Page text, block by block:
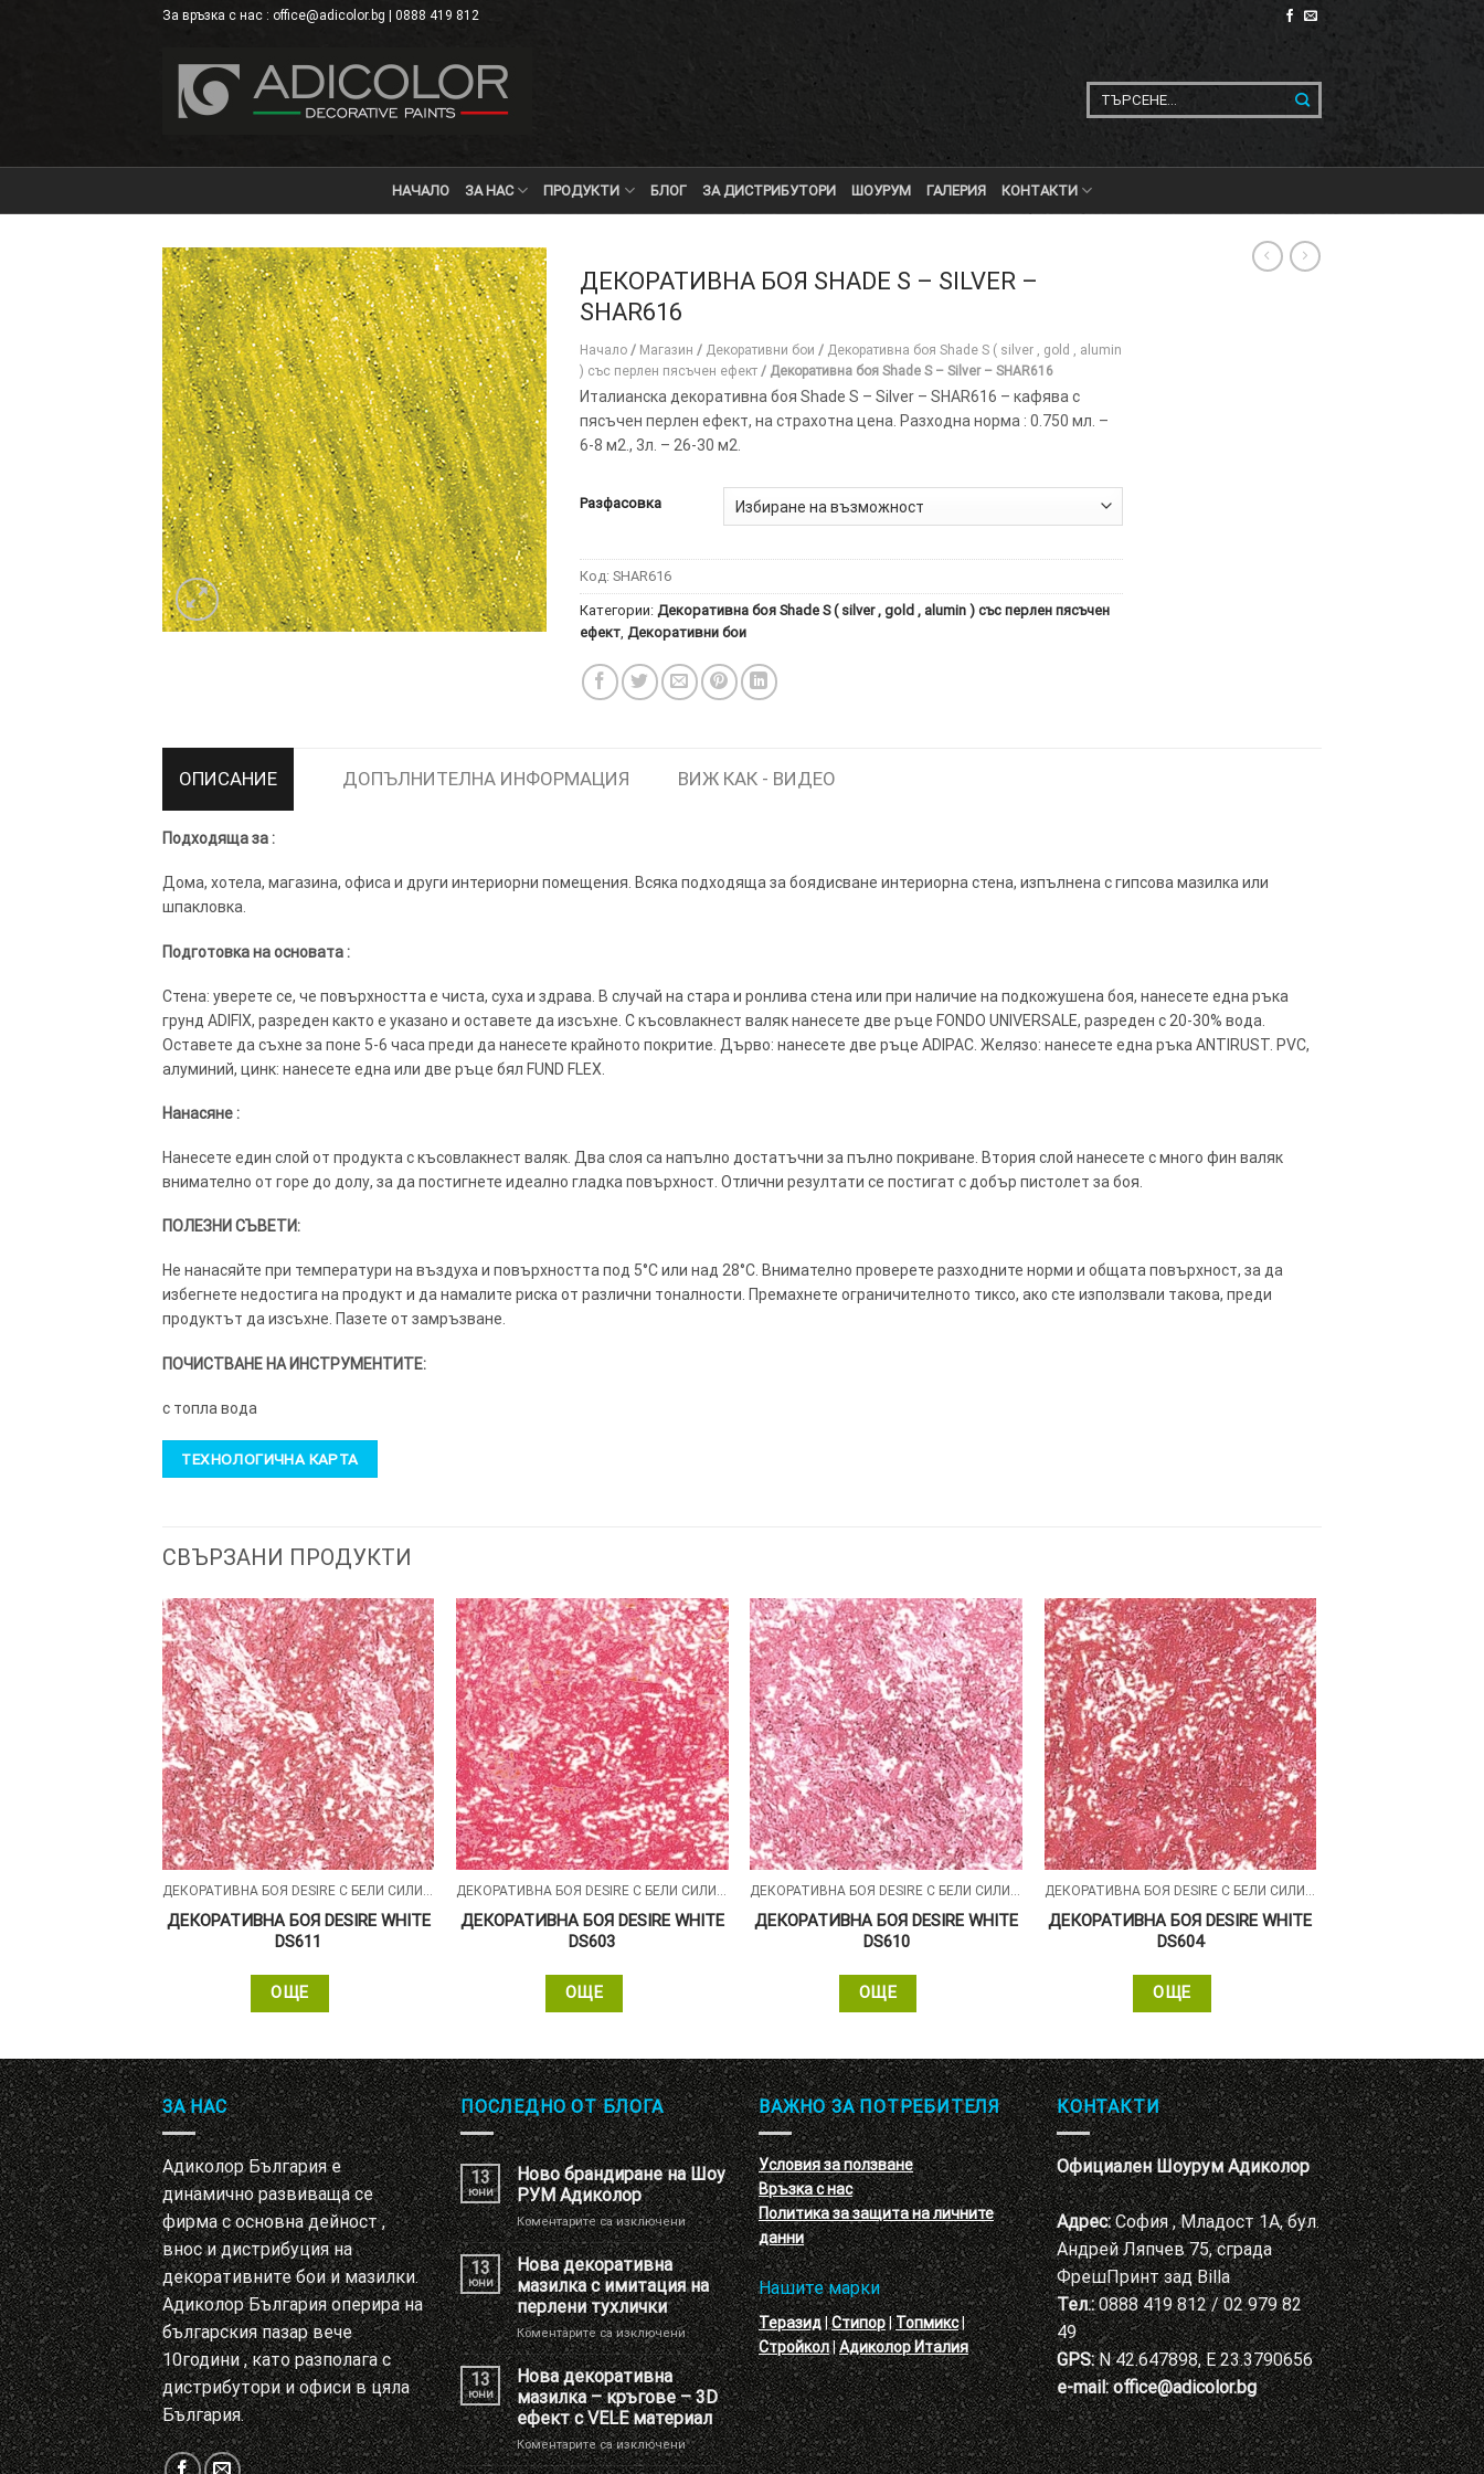
За връзка с нас : office@adicolor.bg | 0888 419 812
за:
НАЧАЛО ЗА НАС ПРОДУКТИ БЛОГ ЗА ДИСТРИБУТОРИ ШОУРУМ ГАЛЕРИЯ КОНТАКТИ
ДЕКОРАТИВНА БОЯ SHADE S – SILVER –
SHAR616
Начало / Магазин / Декоративни бои / Декоративна боя Shade S ( silver , gold , alumin
) със перлен пясъчен ефект / Декоративна боя Shade S – Silver – SHAR616
Италианска декоративна боя Shade S – Silver – SHAR616 – кафява с
пясъчен перлен ефект, на страхотна цена. Разходна норма : 0.750 мл. –
6-8 м2., 3л. – 26-30 м2.
Разфасовка
Код: SHAR616
Категории: Декоративна боя Shade S ( silver , gold , alumin ) със перлен пясъчен
ефект, Декоративни бои
ОПИСАНИЕ ДОПЪЛНИТЕЛНА ИНФОРМАЦИЯ ВИЖ КАК - ВИДЕО
Подходяща за :
Дома, хотела, магазина, офиса и други интериорни помещения. Всяка подходяща за боядисване интериорна стена, изпълнена с гипсова мазилка или
шпакловка.
Подготовка на основата :
Стена: уверете се, че повърхността е чиста, суха и здрава. В случай на стара и ронлива стена или при наличие на подкожушена боя, нанесете една ръка
грунд ADIFIX, разреден както е указано и оставете да изсъхне. С късовлакнест валяк нанесете две ръце FONDO UNIVERSALE, разреден с 20-30% вода.
Оставете да съхне за поне 5-6 часа преди да нанесете крайното покритие. Дърво: нанесете две ръце ADIPAC. Желязо: нанесете една ръка ANTIRUST. PVC,
алуминий, цинк: нанесете една или две ръце бял FUND FLEX.
Нанасяне :
Нанесете един слой от продукта с късовлакнест валяк. Два слоя са напълно достатъчни за пълно покриване. Втория слой нанесете с много фин валяк
внимателно от горе до долу, за да постигнете идеално гладка повърхност. Отлични резултати се постигат с добър пистолет за боя.
ПОЛЕЗНИ СЪВЕТИ:
Не нанасяйте при температури на въздуха и повърхността под 5°C или над 28°C. Внимателно проверете разходните норми и общата повърхност, за да
избегнете недостига на продукт и да намалите риска от различни тоналности. Премахнете ограничителното тиксо, ако сте използвали такова, преди
продуктът да изсъхне. Пазете от замръзване.
ПОЧИСТВАНЕ НА ИНСТРУМЕНТИТЕ:
с топла вода
ТЕХНОЛОГИЧНА КАРТА
СВЪРЗАНИ ПРОДУКТИ
ДЕКОРАТИВНА БОЯ DESIRE WHITE
DS611
ОЩЕ
ДЕКОРАТИВНА БОЯ DESIRE WHITE
DS603
ОЩЕ
ДЕКОРАТИВНА БОЯ DESIRE WHITE
DS610
ОЩЕ
ДЕКОРАТИВНА БОЯ DESIRE WHITE
DS604
ОЩЕ
ЗА НАС
Адиколор България е
динамично развиваща се
фирма с основна дейност ,
внос и дистрибуция на
декоративните бои и мазилки.
Адиколор България оперира на
българския пазар вече
10години , като разполага с
дистрибутори и офиси в цяла
България.
ПОСЛЕДНО ОТ БЛОГА
13
юни
Ново брандиране на Шоу
РУМ Адиколор
Коментарите са изключениза
Ново
брандиране
на
Шоу
РУМ
Адиколор
13
юни
Нова декоративна
мазилка с имитация на
перлени тухлички
Коментарите са изключениза
Нова
декоративна
мазилка
с
имитация
на
перлени
13
юни
Нова декоративна
мазилка – кръгове – 3D
ефект с VELE материал
Коментарите са изключениза
Нова
ВАЖНО ЗА ПОТРЕБИТЕЛЯ
Условия за ползване
Връзка с нас
Политика за защита на личните
данни
Нашите марки
Теразид|Стипор|Топмикс|
Стройкол|Адиколор Италия
КОНТАКТИ
Официален Шоурум Адиколор
Адрес:София , Младост 1А, бул.
Андрей Ляпчев 75, сграда
ФрешПринт зад Billa
Тел.:0888 419 812 / 02 979 82
49
GPS:N 42.647898, E 23.3790656
e-mail: office@adicolor.bg
×
ТОЗИ САЙТ ИЗПОЛЗВА БИСКВИТКИ.
ПОВЕЧЕ ИНФОРМАЦИЯ МОЖЕТЕ ДА